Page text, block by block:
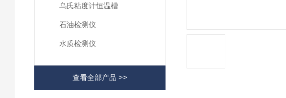
乌氏粘度计恒温槽
石油检测仪
水质检测仪
查看全部产品 >>